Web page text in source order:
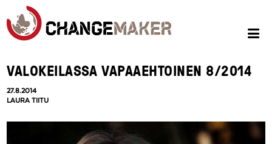
VALOKEILASSA VAPAAEHTOINEN 8/2014
27.8.2014
LAURA TIITU